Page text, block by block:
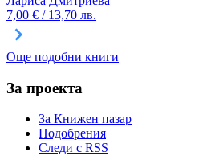
7,00 € / 13,70 лв.
Още подобни книги
За проекта
За Книжен пазар
Подобрения
Следи с RSS